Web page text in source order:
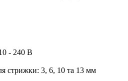
- 240 В
стрижки: 3, 6, 10 та 13 мм